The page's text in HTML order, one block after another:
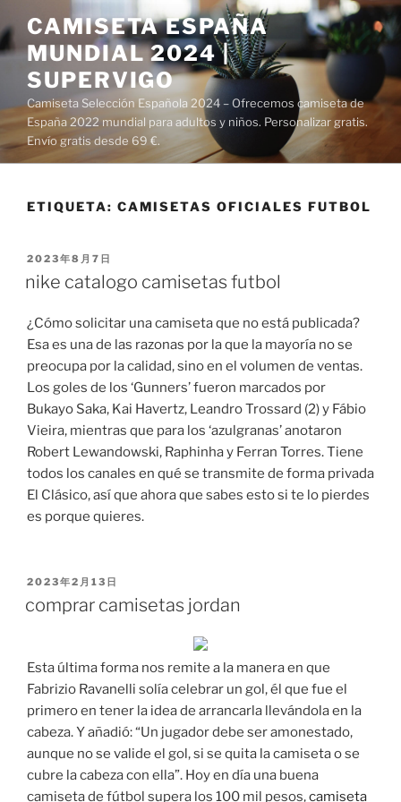
al
contenido
CAMISETA ESPAÑA
MUNDIAL 2024 |
SUPERVIGO
Camiseta Selección Española 2024 – Ofrecemos camiseta de
España 2022 mundial para adultos y niños. Personalizar gratis.
Envío gratis desde 69 €.
ETIQUETA: CAMISETAS OFICIALES FUTBOL
PUBLICADO
EL
2023年8月7日
nike catalogo camisetas futbol
¿Cómo solicitar una camiseta que no está publicada?
Esa es una de las razonas por la que la mayoría no se
preocupa por la calidad, sino en el volumen de ventas.
Los goles de los ‘Gunners’ fueron marcados por
Bukayo Saka, Kai Havertz, Leandro Trossard (2) y Fábio
Vieira, mientras que para los ‘azulgranas’ anotaron
Robert Lewandowski, Raphinha y Ferran Torres. Tiene
todos los canales en qué se transmite de forma privada
El Clásico, así que ahora que sabes esto si te lo pierdes
es porque quieres.
PUBLICADO
2023年2月13日
comprar camisetas jordan
Esta última forma nos remite a la manera en que
Fabrizio Ravanelli solía celebrar un gol, él que fue el
primero en tener la idea de arrancarla llevándola en la
cabeza. Y añadió: “Un jugador debe ser amonestado,
aunque no se valide el gol, si se quita la camiseta o se
cubre la cabeza con ella”. Hoy en día una buena
camiseta de fútbol supera los 100 mil pesos,camiseta